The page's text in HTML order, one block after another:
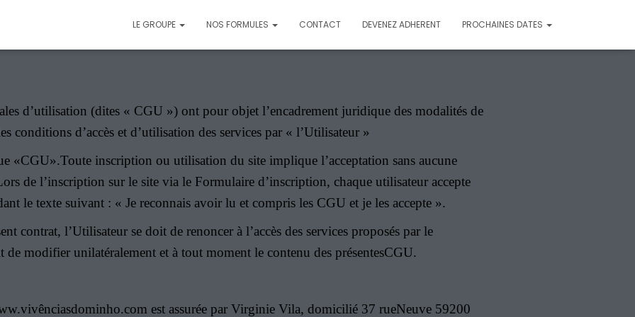
LE GROUPE NOS FORMULES CONTACT DEVENEZ ADHERENT PROCHAINES DATES
d’utilisation (dites « CGU ») ont pour objet l’encadrement juridique des modalités de
conditions d’accès et d’utilisation des services par « l’Utilisateur »
«CGU».Toute inscription ou utilisation du site implique l’acceptation sans aucune
de l’inscription sur le site via le Formulaire d’inscription, chaque utilisateur accepte
le texte suivant : « Je reconnais avoir lu et compris les CGU et je les accepte ».
contrat, l’Utilisateur se doit de renoncer à l’accès des services proposés par le
modifier unilatéralement et à tout moment le contenu des présentesCGU.
est assurée par Virginie Vila, domicilié 37 rueNeuve 59200